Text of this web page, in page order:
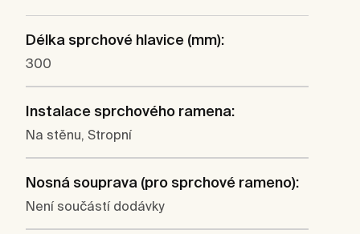
Délka sprchové hlavice (mm):
300
Instalace sprchového ramena:
Na stěnu, Stropní
Nosná souprava (pro sprchové rameno):
Není součástí dodávky